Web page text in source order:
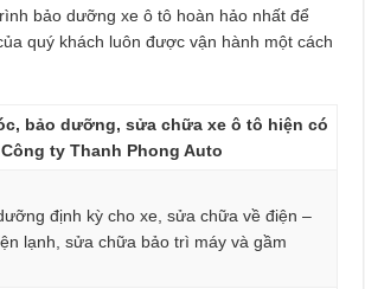
bảo dưỡng xe ô tô hoàn hảo nhất để
quý khách luôn được vận hành một cách
bảo dưỡng, sửa chữa xe ô tô hiện có
ty Thanh Phong Auto
định kỳ cho xe, sửa chữa về điện –
lạnh, sửa chữa bảo trì máy và gầm